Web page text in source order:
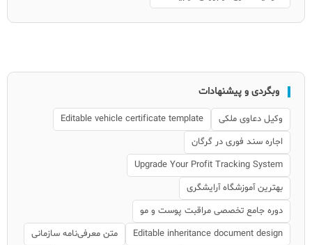
وبگردی و پیشنهادات
وکیل دعاوی ملکی
Editable vehicle certificate template
اجاره سند فوری در گرگان
Upgrade Your Profit Tracking System
بهترین آموزشگاه آرایشگری
دوره جامع تخصصی مراقبت پوست و مو
Editable inheritance document design
متن معرفی‌نامه سازمانی